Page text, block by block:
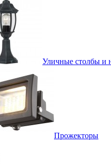
Уличные столбы и
Прожекторы